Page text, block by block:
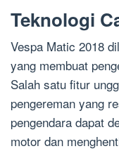
Teknologi
Vespa Matic 2018
yang membuat
Salah satu fitur
pengereman yang
pengendara dapat
motor dan